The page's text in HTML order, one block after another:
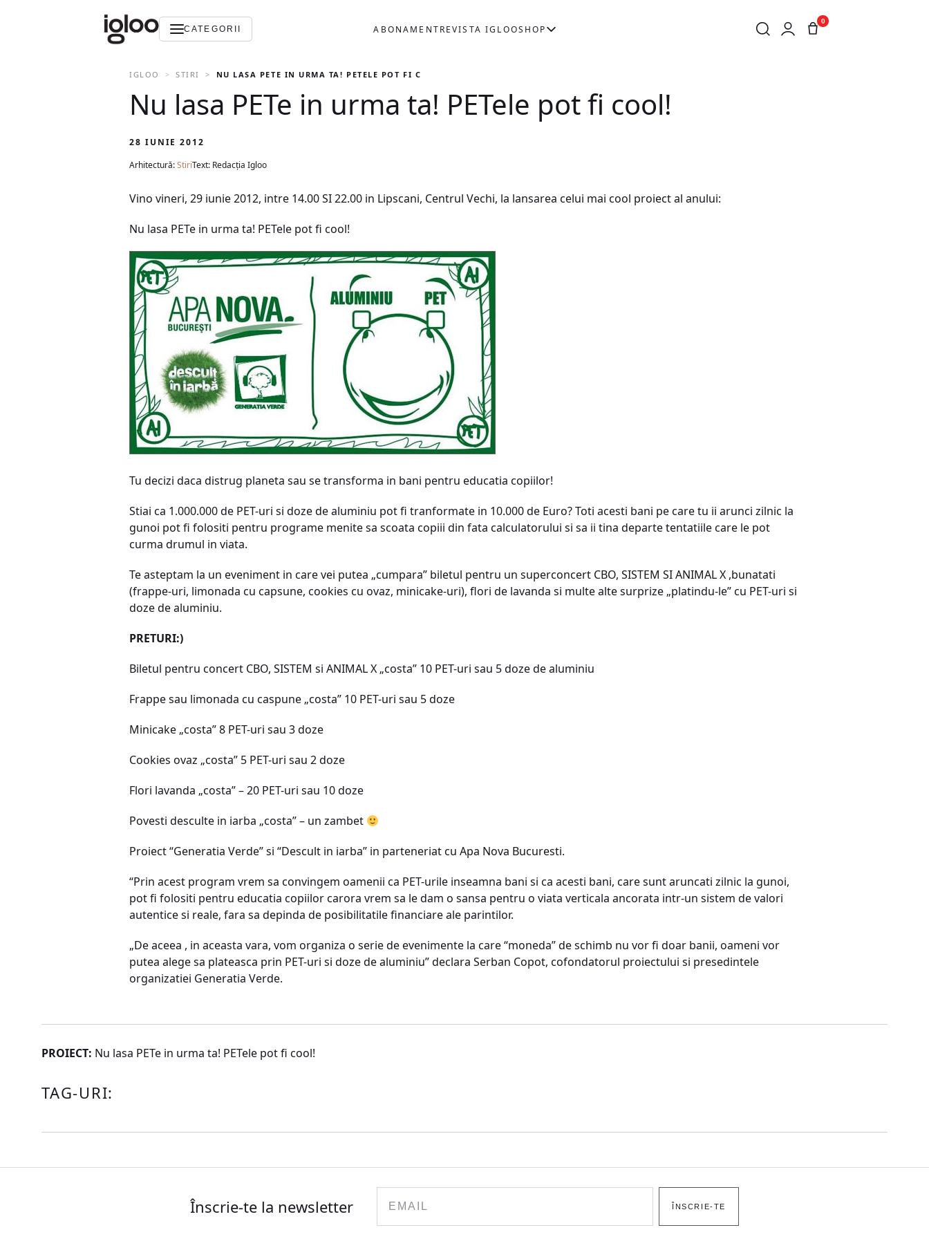
CATEGORII ABONAMENTREVISTA IGLOOSHOP
0
IGLOO STIRI NU LASA PETE IN URMA TA! PETELE POT FI COOL!
Nu lasa PETe in urma ta! PETele pot fi cool!
28 IUNIE 2012
Arhitectură:StiriText: Redacția Igloo
Vino vineri, 29 iunie 2012, intre 14.00 SI 22.00 in Lipscani, Centrul Vechi, la lansarea celui mai cool proiect al anului:
Nu lasa PETe in urma ta! PETele pot fi cool!
Tu decizi daca distrug planeta sau se transforma in bani pentru educatia copiilor!
Stiai ca 1.000.000 de PET-uri si doze de aluminiu pot fi tranformate in 10.000 de Euro? Toti acesti bani pe care tu ii arunci zilnic la
gunoi pot fi folositi pentru programe menite sa scoata copiii din fata calculatorului si sa ii tina departe tentatiile care le pot
curma drumul in viata.
Te asteptam la un eveniment in care vei putea „cumpara” biletul pentru un superconcert CBO, SISTEM SI ANIMAL X ,bunatati
(frappe-uri, limonada cu capsune, cookies cu ovaz, minicake-uri), flori de lavanda si multe alte surprize „platindu-le” cu PET-uri si
doze de aluminiu.
PRETURI:)
Biletul pentru concert CBO, SISTEM si ANIMAL X „costa” 10 PET-uri sau 5 doze de aluminiu
Frappe sau limonada cu caspune „costa” 10 PET-uri sau 5 doze
Minicake „costa” 8 PET-uri sau 3 doze
Cookies ovaz „costa” 5 PET-uri sau 2 doze
Flori lavanda „costa” – 20 PET-uri sau 10 doze
Povesti desculte in iarba „costa” – un zambet
Proiect “Generatia Verde” si “Descult in iarba” in parteneriat cu Apa Nova Bucuresti.
“Prin acest program vrem sa convingem oamenii ca PET-urile inseamna bani si ca acesti bani, care sunt aruncati zilnic la gunoi,
pot fi folositi pentru educatia copiilor carora vrem sa le dam o sansa pentru o viata verticala ancorata intr-un sistem de valori
autentice si reale, fara sa depinda de posibilitatile financiare ale parintilor.
„De aceea , in aceasta vara, vom organiza o serie de evenimente la care “moneda” de schimb nu vor fi doar banii, oameni vor
putea alege sa plateasca prin PET-uri si doze de aluminiu” declara Serban Copot, cofondatorul proiectului si presedintele
organizatiei Generatia Verde.
PROIECT: Nu lasa PETe in urma ta! PETele pot fi cool!
TAG-URI:
Înscrie-te la newsletter ÎNSCRIE-TE